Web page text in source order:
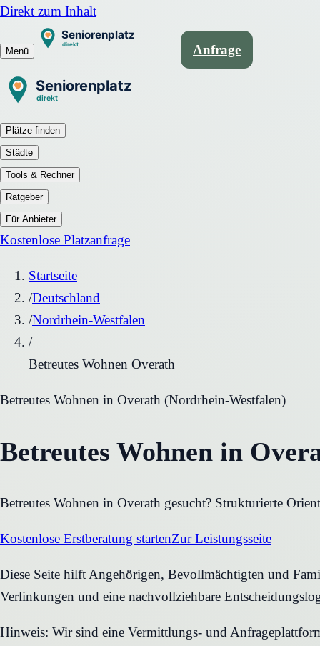
Direkt zum Inhalt
Menü Anfrage
Plätze finden
Städte
Tools & Rechner
Ratgeber
Für Anbieter
Kostenlose Platzanfrage
Startseite
/Deutschland
/Nordrhein-Westfalen
/
Betreutes Wohnen Overath
Betreutes Wohnen in Overath (Nordrhein-Westfalen)
Betreutes Wohnen in
Betreutes Wohnen in Overath gesucht? Strukturierte
Kostenlose Erstberatung startenZur Leistungsseite
Diese Seite hilft Angehörigen, Bevollmächtigten und
Verlinkungen und eine nachvollziehbare
Hinweis: Wir sind eine Vermittlungs- und